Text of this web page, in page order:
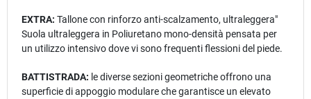
EXTRA: Tallone con rinforzo anti-scalzamento, ultraleggera"
Suola ultraleggera in Poliuretano mono-densità pensata per
un utilizzo intensivo dove vi sono frequenti flessioni del piede.
BATTISTRADA: le diverse sezioni geometriche offrono una
superficie di appoggio modulare che garantisce un elevato